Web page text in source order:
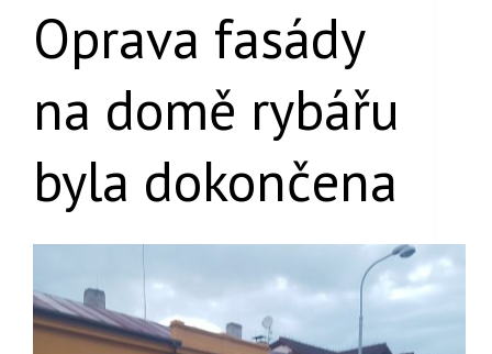
Oprava fasády
na domě rybářu
byla dokončena